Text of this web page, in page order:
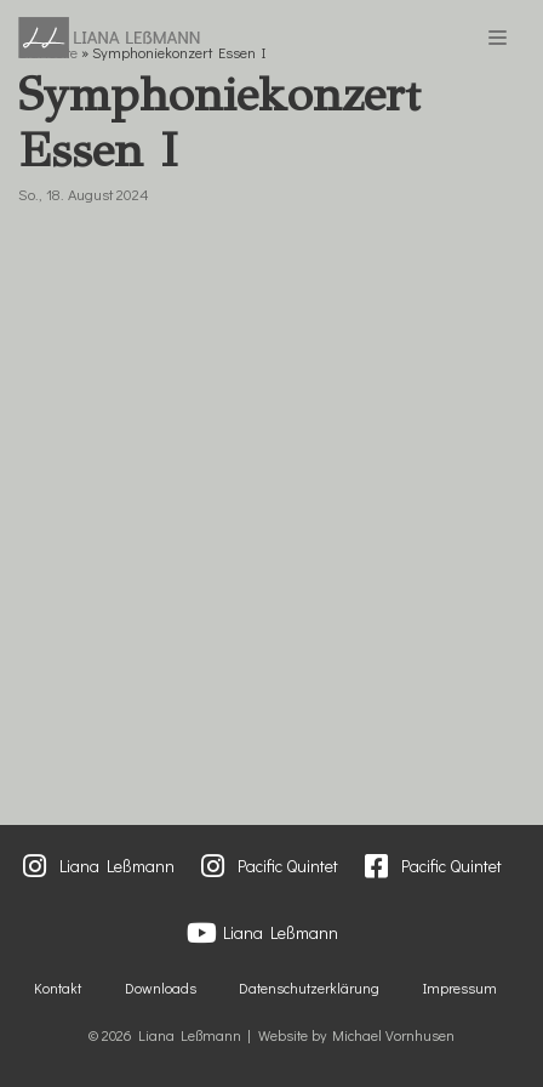
Zum
Inhalt
springen
Startseite » Symphoniekonzert Essen I
Symphoniekonzert
Essen I
So., 18. August 2024
Liana Leßmann Pacific Quintet Pacific Quintet
Liana Leßmann
Kontakt Downloads Datenschutzerklärung Impressum
© 2026 Liana Leßmann | Website by Michael Vornhusen